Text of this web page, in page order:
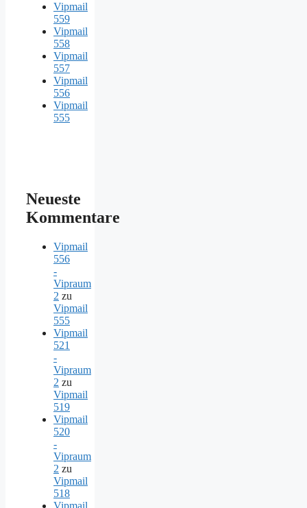
Vipmail
559
Vipmail
558
Vipmail
557
Vipmail
556
Vipmail
555
Neueste
Kommentare
Vipmail
556
-
Vipraum
2 zu
Vipmail
555
Vipmail
521
-
Vipraum
2 zu
Vipmail
519
Vipmail
520
-
Vipraum
2 zu
Vipmail
518
Vipmail